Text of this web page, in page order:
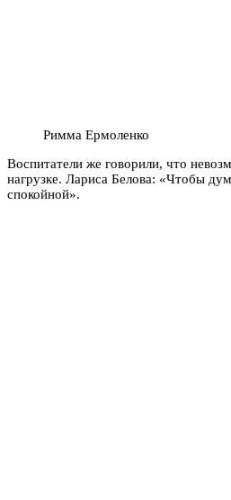
Римма Ермоленко
Воспитатели же говорили, что
нагрузке. Лариса Белова: «Чтобы
спокойной».